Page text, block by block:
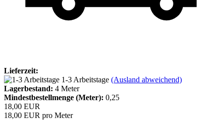
Lieferzeit:
1-3 Arbeitstage (Ausland abweichend)
Lagerbestand: 4 Meter
Mindestbestellmenge (Meter): 0,25
18,00 EUR
18,00 EUR pro Meter